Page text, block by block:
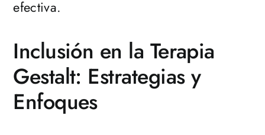
efectiva.
Inclusión en la Terapia
Gestalt: Estrategias y
Enfoques